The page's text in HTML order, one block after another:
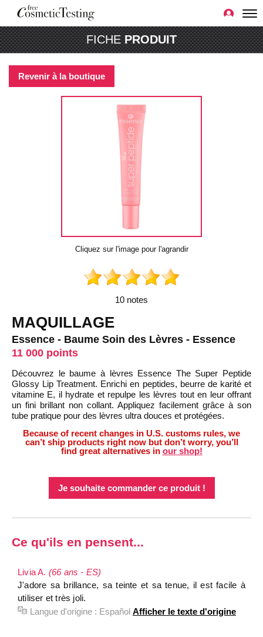
FICHEPRODUIT
Revenir à la boutique
Cliquez sur l'image pour l'agrandir
10 notes
MAQUILLAGE
Essence - Baume Soin des Lèvres - Essence
11 000 points
Découvrez le baume à lèvres Essence The Super Peptide
Glossy Lip Treatment. Enrichi en peptides, beurre de karité et
vitamine E, il hydrate et repulpe les lèvres tout en leur offrant
un fini brillant non collant. Appliquez facilement grâce à son
tube pratique pour des lèvres ultra douces et protégées.
Because of recent changes in U.S. customs rules, we
can’t ship products right now but don’t worry, you’ll
find great alternatives in our shop!
Je souhaite commander ce produit !
Ce qu'ils en pensent...
Livia A. (66 ans - ES)
J'adore sa brillance, sa teinte et sa tenue, il est facile à
utiliser et très joli.
Langue d'origine : Español Afficher le texte d'origine